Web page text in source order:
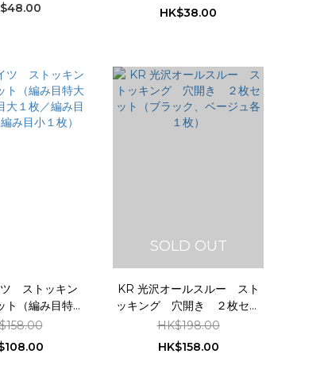
HK$38.00
ストッキン
（編み目特大
大１枚／編み目
み目小１枚）
SOLD OUT
KR 光沢オールスルー スト
ッキング 穴開き ２枚セッ
ト（ブラック、ベージュ各１
枚）
HK$198.00
HK$158.00